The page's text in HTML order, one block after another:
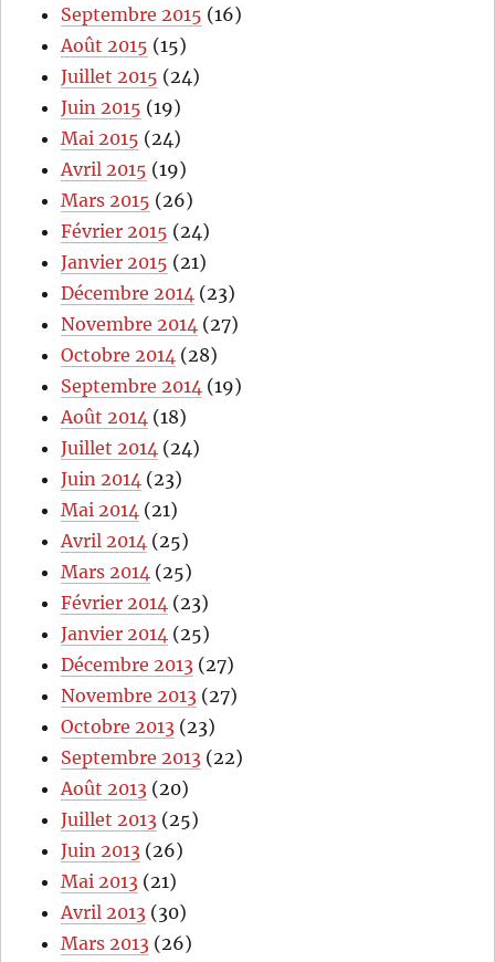
Septembre 2015 (16)
Août 2015 (15)
Juillet 2015 (24)
Juin 2015 (19)
Mai 2015 (24)
Avril 2015 (19)
Mars 2015 (26)
Février 2015 (24)
Janvier 2015 (21)
Décembre 2014 (23)
Novembre 2014 (27)
Octobre 2014 (28)
Septembre 2014 (19)
Août 2014 (18)
Juillet 2014 (24)
Juin 2014 (23)
Mai 2014 (21)
Avril 2014 (25)
Mars 2014 (25)
Février 2014 (23)
Janvier 2014 (25)
Décembre 2013 (27)
Novembre 2013 (27)
Octobre 2013 (23)
Septembre 2013 (22)
Août 2013 (20)
Juillet 2013 (25)
Juin 2013 (26)
Mai 2013 (21)
Avril 2013 (30)
Mars 2013 (26)